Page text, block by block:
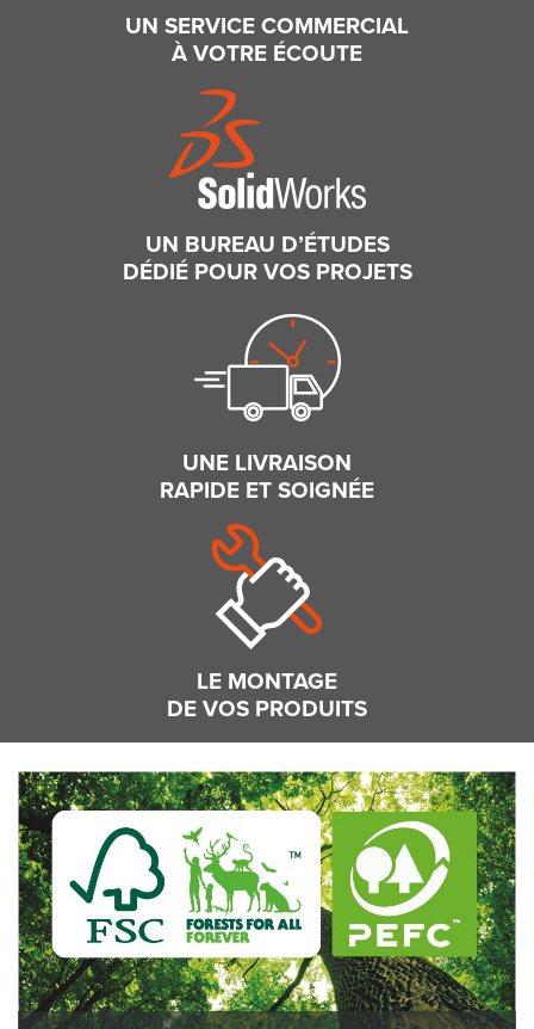
UN SERVICE COMMERCIAL
À VOTRE ÉCOUTE
UN BUREAU D’ÉTUDES
DÉDIÉ POUR VOS PROJETS
UNE LIVRAISON
RAPIDE ET SOIGNÉE
LE MONTAGE
DE VOS PRODUITS